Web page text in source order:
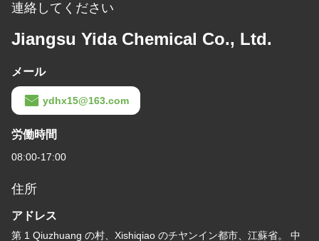
連絡してください
Jiangsu Yida Chemical Co., Ltd.
メール
ydhx15@163.com
労働時間
08:00-17:00
住所
アドレス
第 1 Qiuzhuang の村、Xishiqiao のチヤンイン都市、江蘇省。 中